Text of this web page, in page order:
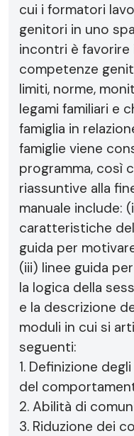
cui i formatori
genitori in uno
incontri è favorire
competenze
limiti, norme,
legami familiari e
famiglia in
famiglie viene
programma, così
riassuntive alla
manuale include:
caratteristiche
guida per
(iii) linee guida
la logica della
e la descrizione
moduli in cui si
seguenti:
1. Definizione
del
2. Abilità di
3. Riduzione dei